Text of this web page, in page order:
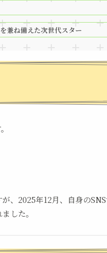
兼ね備えた次世代スター
、2025年12月、自身の
した。